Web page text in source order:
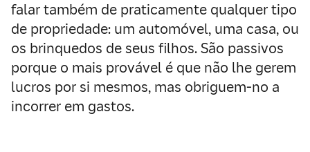
falar também de praticamente qualquer tipo
de propriedade: um automóvel, uma casa, ou
os brinquedos de seus filhos. São passivos
porque o mais provável é que não lhe gerem
lucros por si mesmos, mas obriguem-no a
incorrer em gastos.